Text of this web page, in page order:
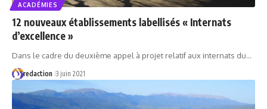
ACADÉMIES
12 nouveaux établissements labellisés « Internats
d’excellence »
Dans le cadre du deuxième appel à projet relatif aux internats du…
redaction 3 juin 2021